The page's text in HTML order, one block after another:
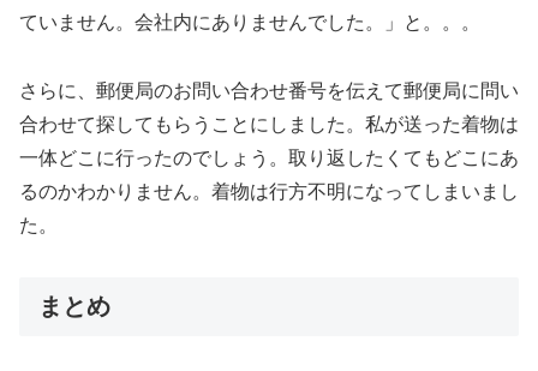
ていません。会社内にありませんでした。」と。。。
さらに、郵便局のお問い合わせ番号を伝えて郵便局に問い
合わせて探してもらうことにしました。私が送った着物は
一体どこに行ったのでしょう。取り返したくてもどこにあ
るのかわかりません。着物は行方不明になってしまいまし
た。
まとめ